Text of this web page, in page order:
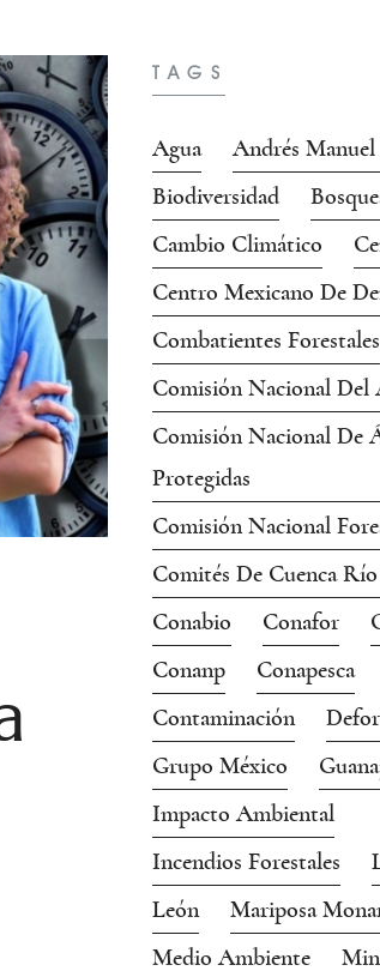
TAGS
Agua
Andrés
Biodiversidad
Cambio Climático
Centro Mexicano De
Combatientes Forestales
Comisión Nacional Del
Comisión Nacional De
Protegidas
Comisión Nacional
Comités De Cuenca
Conabio
Conafor
Conanp
Conapesca
Contaminación
Grupo México
Impacto Ambiental
Incendios Forestales
León
Mariposa
Medio Ambiente